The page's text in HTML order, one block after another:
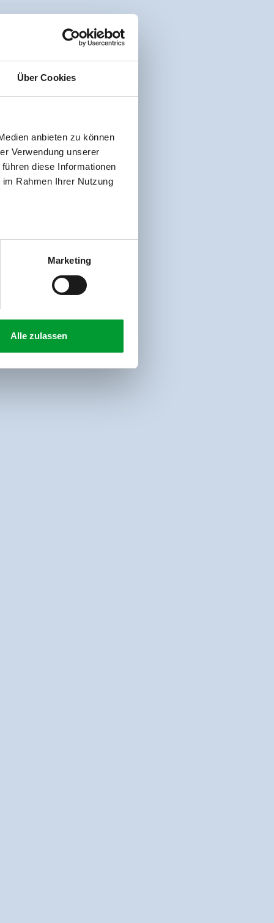
Über Cookies
anbieten zu können
Verwendung unserer
diese Informationen
Rahmen Ihrer Nutzung
Marketing
Alle zulassen